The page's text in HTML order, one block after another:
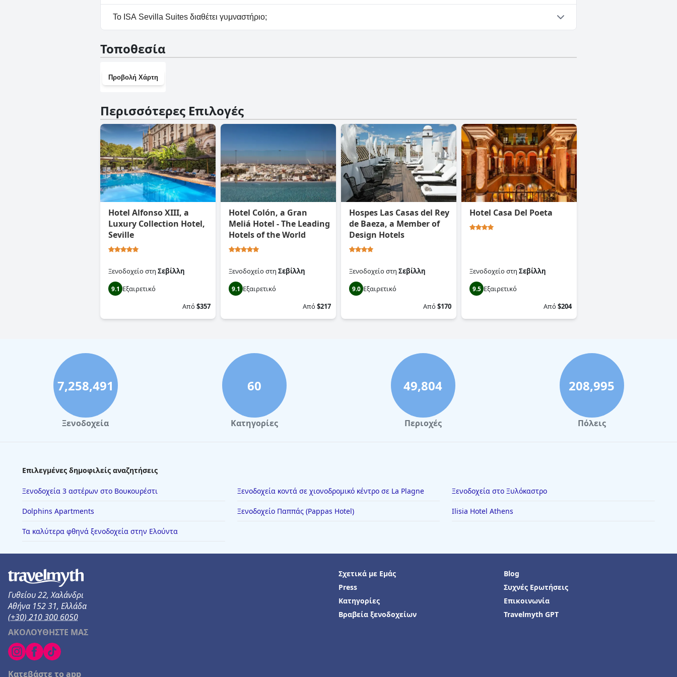
Ναι, υπάρχουν εγκαταστάσεις πάρκινγκ στο ISA Sevilla Suites.
Το ISA Sevilla Suites διαθέτει γυμναστήριο;
Τοποθεσία
Προβολή Χάρτη
Περισσότερες Επιλογές
Hotel Alfonso XIII, a
Luxury Collection Hotel,
Seville
Ξενοδοχείοστη Σεβίλλη
9.1 Εξαιρετικό
Από$357
Hotel Colón, a Gran
Meliá Hotel - The Leading
Hotels of the World
Ξενοδοχείοστη Σεβίλλη
9.1 Εξαιρετικό
Από$217
Hospes Las Casas del Rey
de Baeza, a Member of
Design Hotels
Ξενοδοχείοστη Σεβίλλη
9.0 Εξαιρετικό
Από$170
Hotel Casa Del Poeta
Ξενοδοχείοστη Σεβίλλη
9.5 Εξαιρετικό
Από$204
7,258,491
Ξενοδοχεία
60
Κατηγορίες
49,804
Περιοχές
208,995
Πόλεις
Επιλεγμένες δημοφιλείς αναζητήσεις
Ξενοδοχεία 3 αστέρων στο Βουκουρέστι Ξενοδοχεία κοντά σε χιονοδρομικό κέντρο σε La Plagne Ξενοδοχεία στο Ξυλόκαστρο
Dolphins Apartments Ξενοδοχείο Παππάς (Pappas Hotel) Ilisia Hotel Athens
Τα καλύτερα φθηνά ξενοδοχεία στην Ελούντα
Γυθείου 22, Χαλάνδρι
Αθήνα 152 31, Ελλάδα
(+30) 210 300 6050
ΑΚΟΛΟΥΘΗΣΤΕ ΜΑΣ
Κατεβάστε το app
Σχετικά με Εμάς
Press
Κατηγορίες
Βραβεία ξενοδοχείων
Blog
Συχνές Ερωτήσεις
Επικοινωνία
Travelmyth GPT